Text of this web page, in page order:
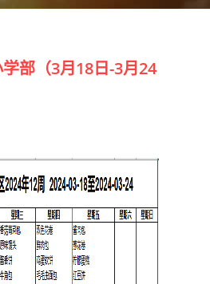
部（3月18日-3月24